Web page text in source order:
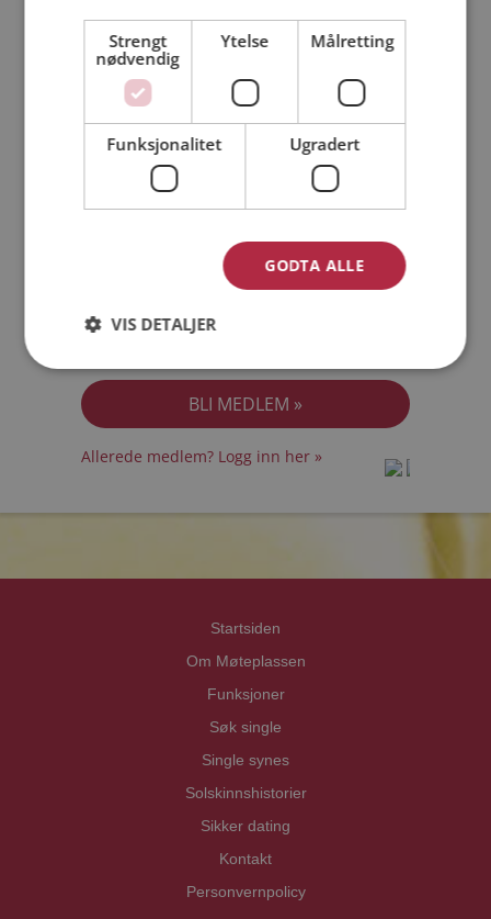
Jeg er en: Mann Kvinne
Min alder:
Jeg akseptererMedlemsvilkårene
Allerede medlem? Logg inn her »
Startsiden
Om Møteplassen
Funksjoner
Søk single
Single synes
Solskinnshistorier
Sikker dating
Kontakt
Personvernpolicy
Strengt
nødvendig
Ytelse Målretting
Funksjonalitet Ugradert
GODTA ALLE
VIS DETALJER